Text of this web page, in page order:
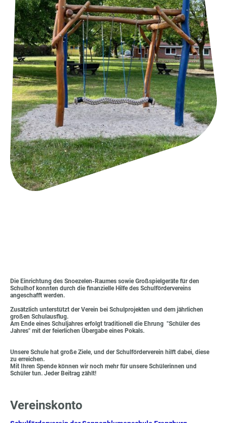
Die Einrichtung des Snoezelen-Raumes sowie Großspielgeräte für den
Schulhof konnten durch die finanzielle Hilfe des Schulfördervereins
angeschafft werden.
Zusätzlich unterstützt der Verein bei Schulprojekten und dem jährlichen
großen Schulausflug.
Am Ende eines Schuljahres erfolgt traditionell die Ehrung "Schüler des
Jahres" mit der feierlichen Übergabe eines Pokals.
Unsere Schule hat große Ziele, und der Schulförderverein hilft dabei, diese
zu erreichen.
Mit Ihren Spende können wir noch mehr für unsere Schülerinnen und
Schüler tun. Jeder Beitrag zählt!
Vereinskonto